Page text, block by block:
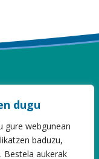
dugu
gure webgunean
baduzu,
Bestela aukerak
· Gipuzkoa